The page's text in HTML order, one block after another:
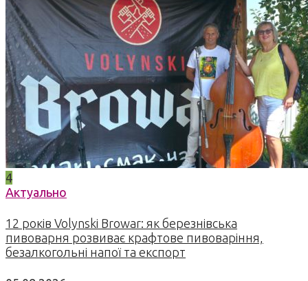
4
Актуально
12 років Volynski Browar: як березнівська
пивоварня розвиває крафтове пивоваріння,
безалкогольні напої та експорт